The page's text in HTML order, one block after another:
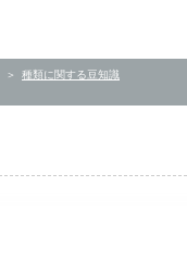
種類に関する豆知識